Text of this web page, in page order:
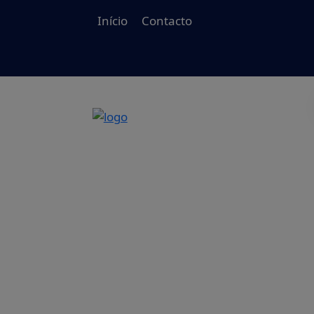
Início Contacto